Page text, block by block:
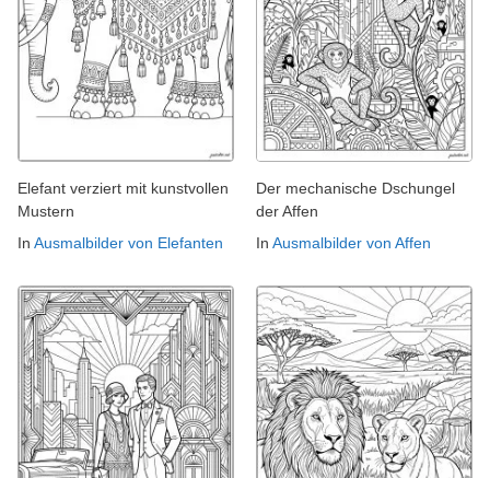
Elefant verziert mit kunstvollen
Mustern
In Ausmalbilder von Elefanten
Der mechanische Dschungel
der Affen
In Ausmalbilder von Affen